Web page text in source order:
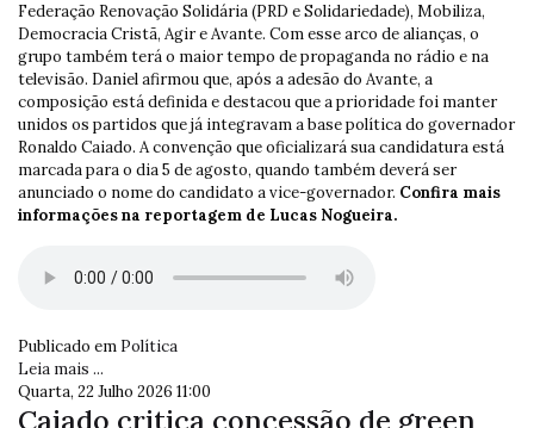
Federação Renovação Solidária (PRD e Solidariedade), Mobiliza,
Democracia Cristã, Agir e Avante. Com esse arco de alianças, o
grupo também terá o maior tempo de propaganda no rádio e na
televisão. Daniel afirmou que, após a adesão do Avante, a
composição está definida e destacou que a prioridade foi manter
unidos os partidos que já integravam a base política do governador
Ronaldo Caiado. A convenção que oficializará sua candidatura está
marcada para o dia 5 de agosto, quando também deverá ser
anunciado o nome do candidato a vice-governador. Confira mais
informações na reportagem de Lucas Nogueira.
Publicado em Política
Leia mais ...
Quarta, 22 Julho 2026 11:00
Caiado critica concessão de green